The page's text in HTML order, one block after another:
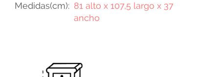
Medidas(cm)
81 alto x 107,5 largo x 37
ancho